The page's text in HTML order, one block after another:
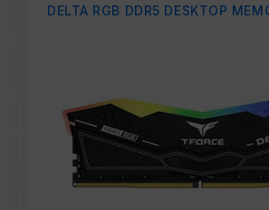
DELTA RGB DDR5 DESKTOP